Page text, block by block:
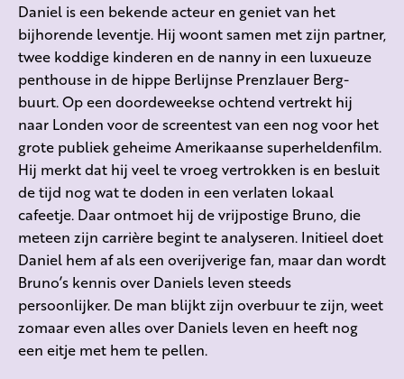
Daniel is een bekende acteur en geniet van het
bijhorende leventje. Hij woont samen met zijn partner,
twee koddige kinderen en de nanny in een luxueuze
penthouse in de hippe Berlijnse Prenzlauer Berg-
buurt. Op een doordeweekse ochtend vertrekt hij
naar Londen voor de screentest van een nog voor het
grote publiek geheime Amerikaanse superheldenfilm.
Hij merkt dat hij veel te vroeg vertrokken is en besluit
de tijd nog wat te doden in een verlaten lokaal
cafeetje. Daar ontmoet hij de vrijpostige Bruno, die
meteen zijn carrière begint te analyseren. Initieel doet
Daniel hem af als een overijverige fan, maar dan wordt
Bruno’s kennis over Daniels leven steeds
persoonlijker. De man blijkt zijn overbuur te zijn, weet
zomaar even alles over Daniels leven en heeft nog
een eitje met hem te pellen.